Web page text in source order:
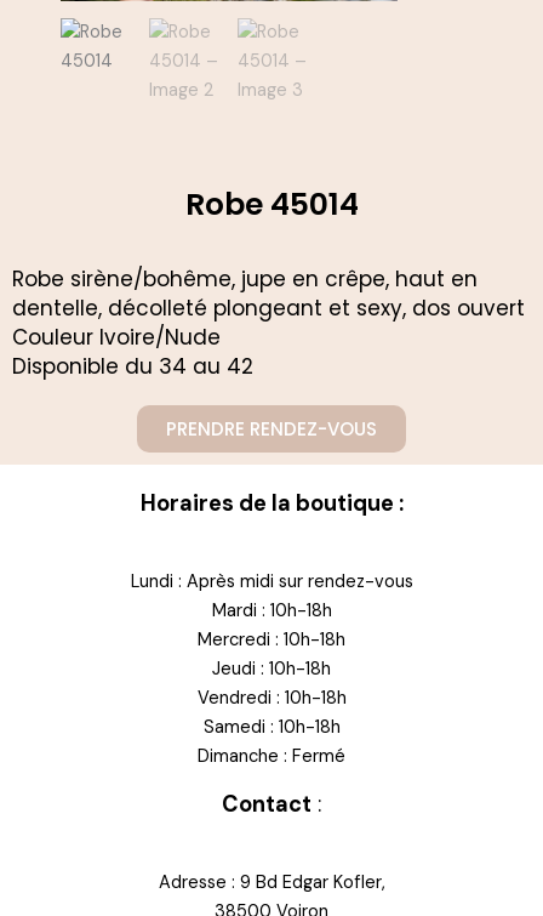
Robe 45014
Robe sirène/bohême, jupe en crêpe, haut en
dentelle, décolleté plongeant et sexy, dos ouvert
Couleur Ivoire/Nude
Disponible du 34 au 42
PRENDRE RENDEZ-VOUS
Horaires de la boutique :
Lundi : Après midi sur rendez-vous
Mardi : 10h-18h
Mercredi : 10h-18h
Jeudi : 10h-18h
Vendredi : 10h-18h
Samedi : 10h-18h
Dimanche : Fermé
Contact :
Adresse : 9 Bd Edgar Kofler,